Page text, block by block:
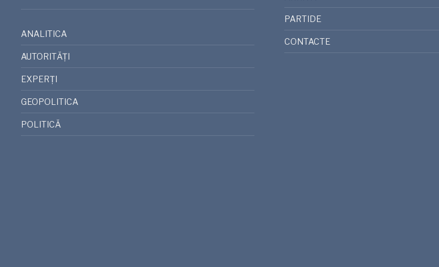
ANALITICA
AUTORITĂȚI
EXPERȚI
GEOPOLITICA
POLITICĂ
PARTIDE
CONTACTE